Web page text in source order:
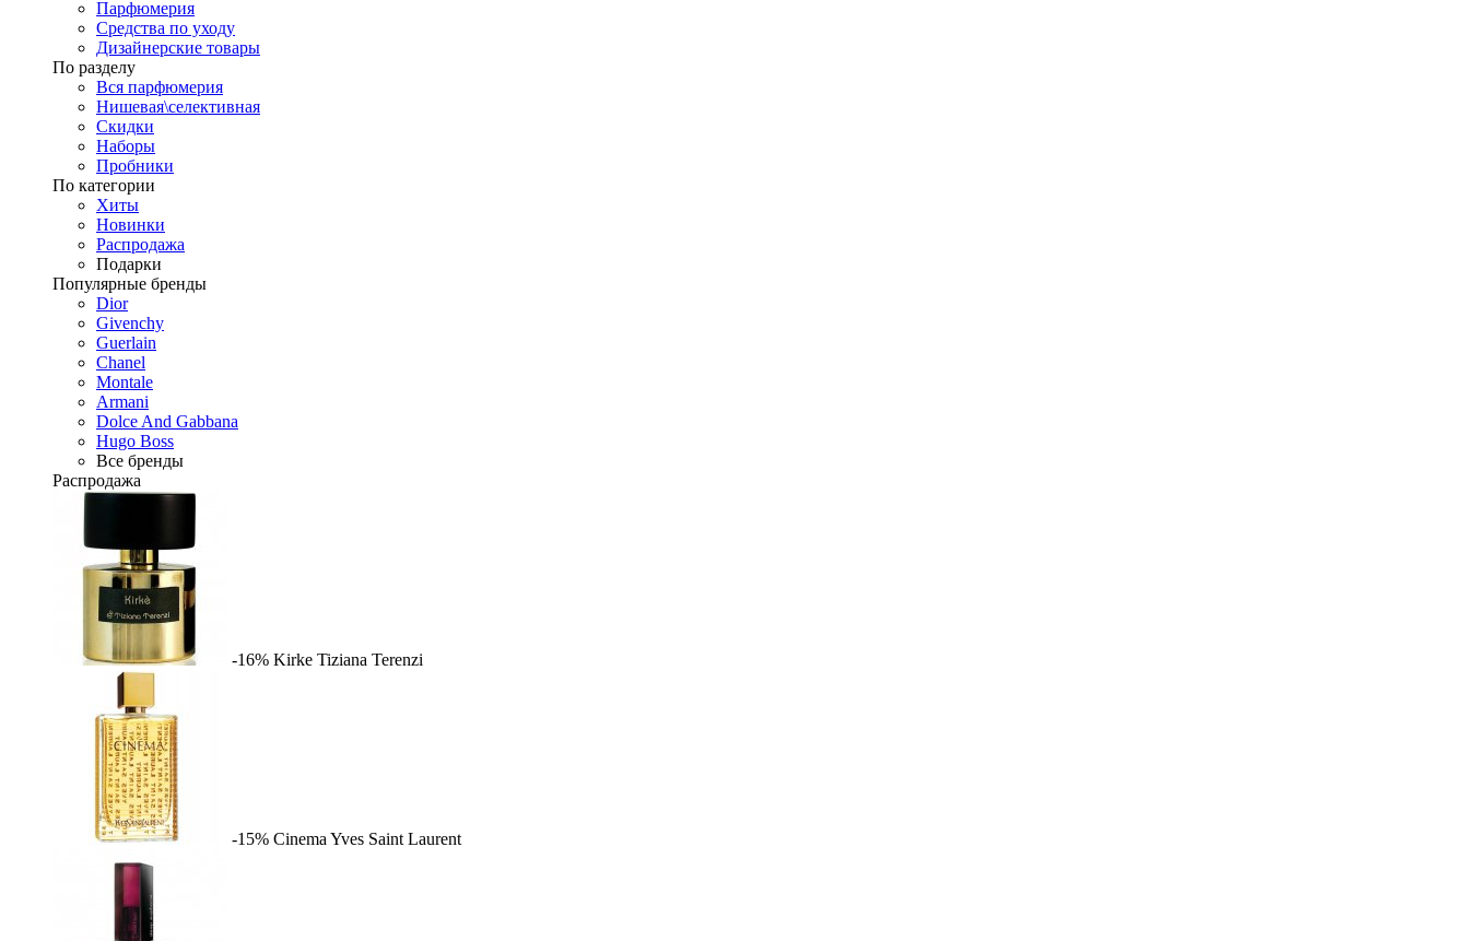
Парфюмерия
Средства по уходу
Дизайнерские товары
По разделу
Вся парфюмерия
Нишевая\селективная
Скидки
Наборы
Пробники
По категории
Хиты
Новинки
Распродажа
Подарки
Популярные бренды
Dior
Givenchy
Guerlain
Chanel
Montale
Armani
Dolce And Gabbana
Hugo Boss
Все бренды
Распродажа
-16% Kirke Tiziana Terenzi
-15% Cinema Yves Saint Laurent